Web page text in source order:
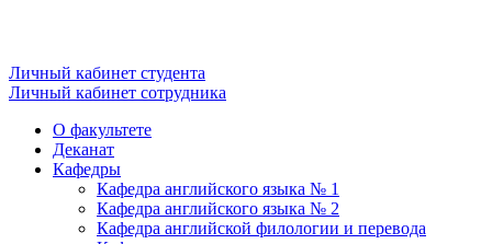
Личный кабинет студента
Личный кабинет сотрудника
О факультете
Деканат
Кафедры
Кафедра английского языка № 1
Кафедра английского языка № 2
Кафедра английской филологии и перевода